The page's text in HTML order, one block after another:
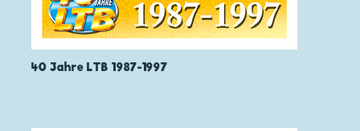
40 Jahre LTB 1987-1997